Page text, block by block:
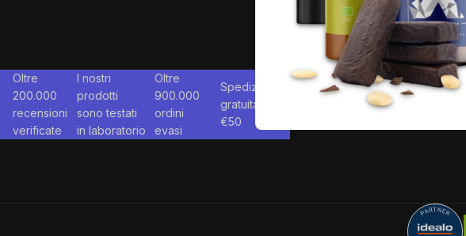
Oltre
200.000
recensioni
verificate
I nostri
prodotti
sono testati
in laboratorio
Oltre
900.000
ordini
evasi
Spedizione
gratuita da
€50